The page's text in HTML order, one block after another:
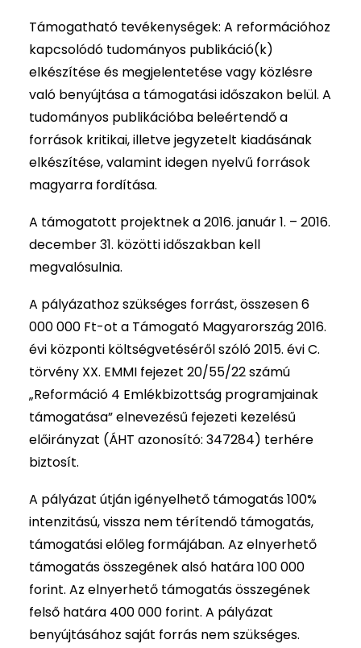
Támogatható tevékenységek: A reformációhoz
kapcsolódó tudományos publikáció(k)
elkészítése és megjelentetése vagy közlésre
való benyújtása a támogatási időszakon belül. A
tudományos publikációba beleértendő a
források kritikai, illetve jegyzetelt kiadásának
elkészítése, valamint idegen nyelvű források
magyarra fordítása.
A támogatott projektnek a 2016. január 1. – 2016.
december 31. közötti időszakban kell
megvalósulnia.
A pályázathoz szükséges forrást, összesen 6
000 000 Ft-ot a Támogató Magyarország 2016.
évi központi költségvetéséről szóló 2015. évi C.
törvény XX. EMMI fejezet 20/55/22 számú
„Reformáció 4 Emlékbizottság programjainak
támogatása” elnevezésű fejezeti kezelésű
előirányzat (ÁHT azonosító: 347284) terhére
biztosít.
A pályázat útján igényelhető támogatás 100%
intenzitású, vissza nem térítendő támogatás,
támogatási előleg formájában. Az elnyerhető
támogatás összegének alsó határa 100 000
forint. Az elnyerhető támogatás összegének
felső határa 400 000 forint. A pályázat
benyújtásához saját forrás nem szükséges.